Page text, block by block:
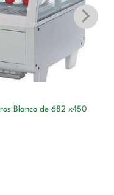
Blanco de 682 x450